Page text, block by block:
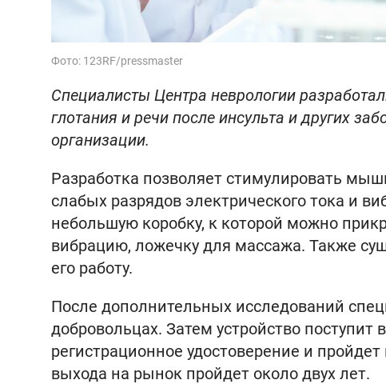
Фото: 123RF/pressmaster
Специалисты Центра неврологии
глотания и речи после инсульта и других
организации.
Разработка позволяет стимулировать
слабых разрядов электрического тока и
небольшую коробку, к которой можно
вибрацию, ложечку для массажа. Также
его работу.
После дополнительных исследований
добровольцах. Затем устройство
регистрационное удостоверение и
выхода на рынок пройдет около двух лет.